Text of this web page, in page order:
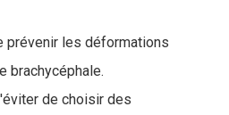
prévenir les déformations
brachycéphale.
de choisir des